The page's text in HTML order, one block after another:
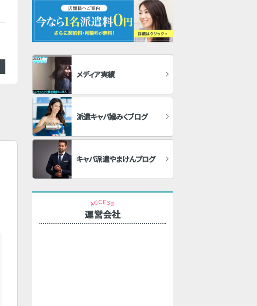
メディア実績
派遣キャバ嬢みくブログ
キャバ派遣やまけんブログ
運営会社